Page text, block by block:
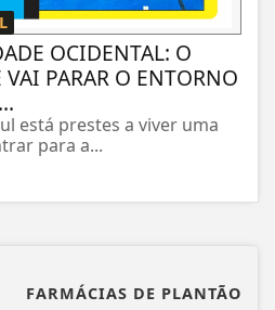
OCIDENTAL: O
PARAR O ENTORNO
está prestes a viver uma
para a...
FARMÁCIAS DE PLANTÃO